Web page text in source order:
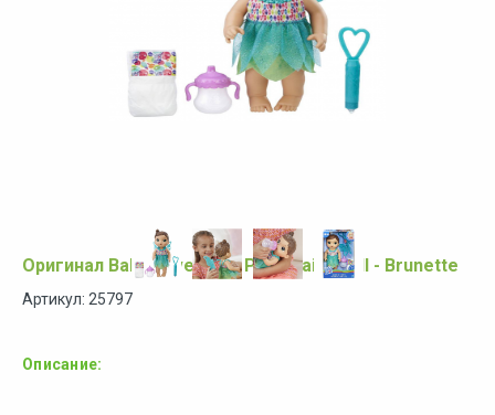
Оригинал Baby Alive Face Paint Fairy Doll - Brunette
Артикул: 25797
Описание: